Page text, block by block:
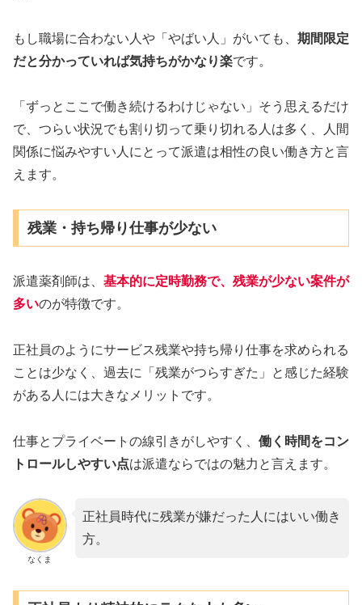
もし職場に合わない人や「やばい人」がいても、 期間限定
だと分かっていれば気持ちがかなり楽です。
「ずっとここで働き続けるわけじゃない」そう思えるだけ
で、つらい状況でも割り切って乗り切れる人は多く、人間
関係に悩みやすい人にとって派遣は相性の良い働き方と言
えます。
残業・持ち帰り仕事が少ない
派遣薬剤師は、 基本的に定時勤務で、残業が少ない案件が
多いのが特徴です。
正社員のようにサービス残業や持ち帰り仕事を求められる
ことは少なく、過去に「残業がつらすぎた」と感じた経験
がある人には大きなメリットです。
仕事とプライベートの線引きがしやすく、 働く時間をコン
トロールしやすい点は派遣ならではの魅力と言えます。
なくま
正社員時代に残業が嫌だった人にはいい働き
方。